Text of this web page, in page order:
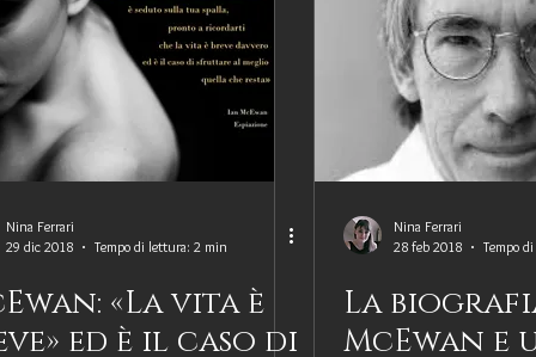
notevoli Biografie di scrittori Biografie premiate
Citazioni letterarie Coraggio Essere un biografo
Narrazione e racconto News da Il Tuo Biografo
Nina Ferrari
29 dic 2018
Tempo di lettura: 2 min
«La vita è
ed è il caso di
Nina Ferrari
28 feb 2018
Tempo
La
McEwan e